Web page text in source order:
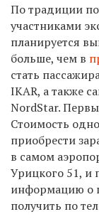
По традиции
участниками
планируется
больше, чем в
стать
IKAR, а также
NordStar.
Стоимость
приобрести
в самом
Урицкого 51, и
информацию о
получить по